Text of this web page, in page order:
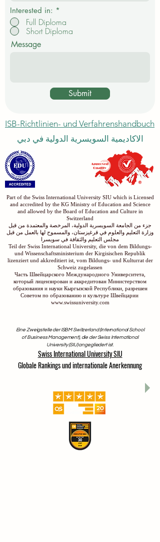
Interested in: *
Full Diploma
Short Diploma
Message
Submit
ISB-Richtlinien- und Verfahrenshandbuch
الاكاديمية السويسرية الدولية في دبي
Part of the Swiss International University SIU which is Licensed
and accredited by the KG Ministry of Education and Science
and allowed by the Board of Education and Culture in
Switzerland
جزء من الجامعة السويسرية الدولية، المرخصة والمعتمدة من قبل
وزارة التعليم والعلوم في قرغيزستان، والمسموح لها بالعمل من قبل
مجلس التعليم والثقافة في سويسرا
Teil der Swiss International University, die von dem Bildungs-
und Wissenschaftsministerium der Kirgisischen Republik
lizenziert und akkreditiert ist, vom Bildungs- und Kulturrat der
Schweiz zugelassen
Часть Швейцарского Международного Университета,
который лицензирован и аккредитован Министерством
образования и науки Кыргызской Республики, разрешен
Советом по образованию и культуре Швейцарии
www.swissuniversity.com
Eine Zweigstelle der ISBM Switzerland (International School
of Business Management), die der Swiss International
University (SIU) angegliedert ist.
Swiss International University SIU
Globale Rankings und internationale Anerkennung